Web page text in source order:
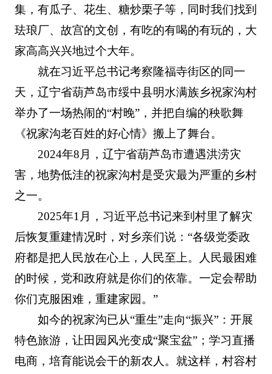
集，有瓜子、花生、糖炒栗子等，同时我们找到
珐琅厂、故宫的文创，有吃的有喝的有玩的，大
家高高兴兴地过个大年。
就在习近平总书记考察隆福寺街区的同一
天，辽宁省葫芦岛市绥中县明水满族乡祝家沟村
举办了一场热闹的“村晚”，并把自编的秧歌舞
《祝家沟老百姓的好心情》搬上了舞台。
2024年8月，辽宁省葫芦岛市遭遇洪涝灾
害，地势低洼的祝家沟村是受灾最为严重的乡村
之一。
2025年1月，习近平总书记来到村里了解灾
后恢复重建情况时，对乡亲们说：“各级党委政
府都是把人民放在心上，人民至上。人民最困难
的时候，党和政府就是你们的依靠。一定会帮助
你们克服困难，重建家园。”
如今的祝家沟已从“重生”走向“振兴”：开展
特色旅游，让田园风光变成“聚宝盆”；学习直播
电商，培育能说会干的新农人。就这样，村容村